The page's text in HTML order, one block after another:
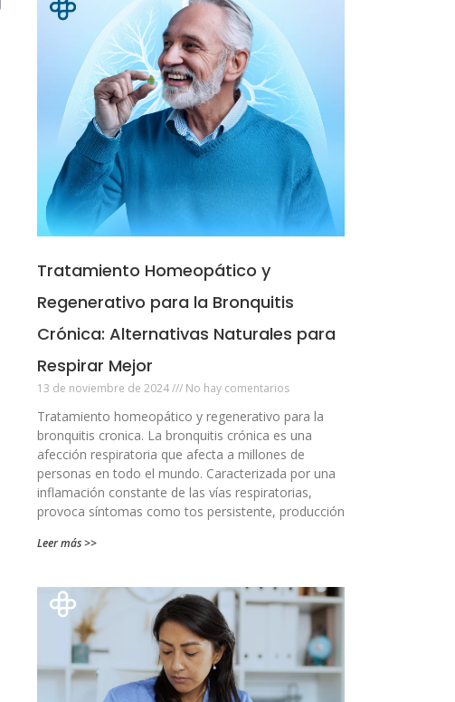
Tratamiento Homeopático y
Regenerativo para la Bronquitis
Crónica: Alternativas Naturales para
Respirar Mejor
13 de noviembre de 2024 No hay comentarios
Tratamiento homeopático y regenerativo para la
bronquitis cronica. La bronquitis crónica es una
afección respiratoria que afecta a millones de
personas en todo el mundo. Caracterizada por una
inflamación constante de las vías respiratorias,
provoca síntomas como tos persistente, producción
Leer más >>